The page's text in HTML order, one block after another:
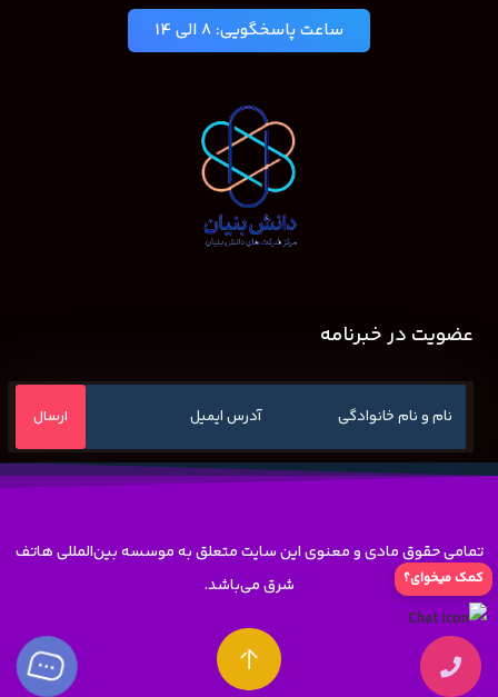
ساعت پاسخگویی: 8 الی 14
عضویت در خبرنامه
تمامی حقوق مادی و معنوی این سایت متعلق به موسسه بین‌المللی هاتف
شرق می‌باشد.
کمک میخوای؟